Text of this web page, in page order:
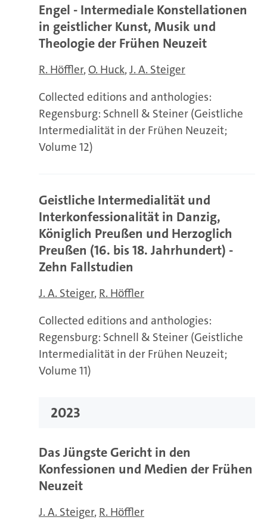
Engel - Intermediale Konstellationen
in geistlicher Kunst, Musik und
Theologie der Frühen Neuzeit
R. Höffler O. Huck J. A. Steiger
Collected editions and anthologies:
Regensburg: Schnell & Steiner (Geistliche
Intermedialität in der Frühen Neuzeit;
Volume 12)
Geistliche Intermedialität und
Interkonfessionalität in Danzig,
Königlich Preußen und Herzoglich
Preußen (16. bis 18. Jahrhundert) -
Zehn Fallstudien
J. A. Steiger R. Höffler
Collected editions and anthologies:
Regensburg: Schnell & Steiner (Geistliche
Intermedialität in der Frühen Neuzeit;
Volume 11)
2023
Das Jüngste Gericht in den
Konfessionen und Medien der Frühen
Neuzeit
J. A. Steiger R. Höffler